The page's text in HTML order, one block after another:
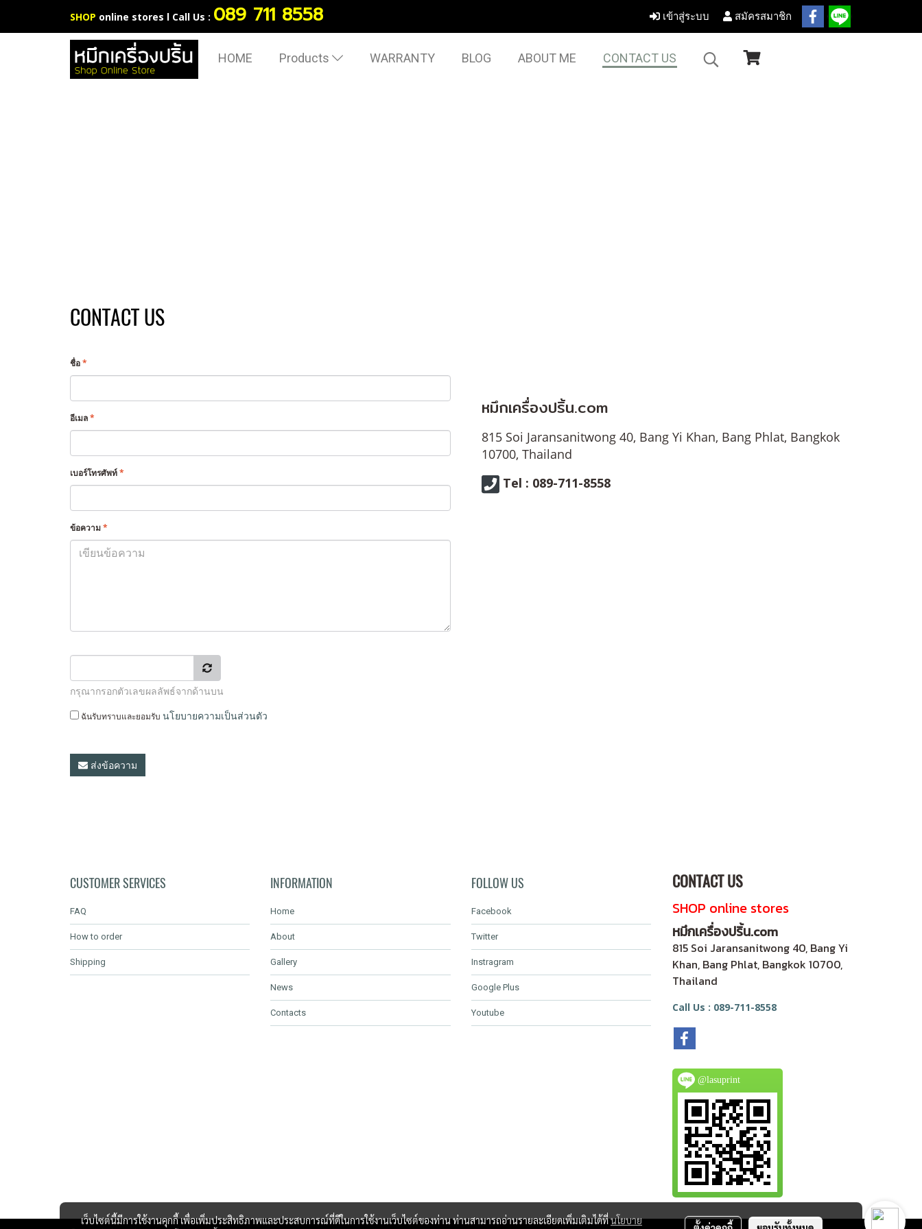
SHOP online stores l Call Us : 089 711 8558 เข้าสู่ระบบ สมัครสมาชิก
HOME Products WARRANTY BLOG ABOUT ME CONTACT US
CONTACT US
ชื่อ*
อีเมล*
เบอร์โทรศัพท์*
ข้อความ*
กรุณากรอกตัวเลขผลลัพธ์จากด้านบน
ฉันรับทราบและยอมรับ นโยบายความเป็นส่วนตัว
ส่งข้อความ
หมึกเครื่องปริ้น.com
815 Soi Jaransanitwong 40, Bang Yi Khan, Bang Phlat, Bangkok
10700, Thailand
Tel : 089-711-8558
CUSTOMER SERVICES
FAQ
How to order
Shipping
INFORMATION
Home
About
Gallery
News
Contacts
FOLLOW US
Facebook
Twitter
Instragram
Google Plus
Youtube
CONTACT US
SHOP online stores
หมึกเครื่องปริ้น.com
815 Soi Jaransanitwong 40, Bang Yi
Khan, Bang Phlat, Bangkok 10700,
Thailand
Call Us : 089-711-8558
@lasuprint
เว็บไซต์นี้มีการใช้งานคุกกี้ เพื่อเพิ่มประสิทธิภาพและประสบการณ์ที่ดีในการใช้งานเว็บไซต์ของท่าน ท่านสามารถอ่านรายละเอียดเพิ่มเติมได้ที่นโยบาย